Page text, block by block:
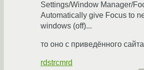
Settings/Window Manager/
Automatically give Focus to
windows (off)...
то оно с приведённого
rdstrcmrd